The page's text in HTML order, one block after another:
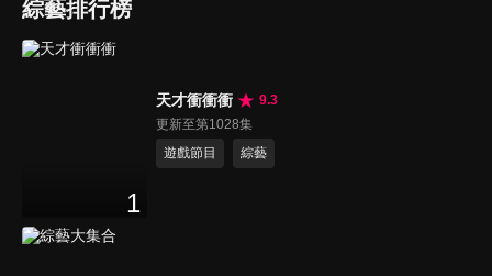
綜藝排行榜
1
天才衝衝衝
9.3
更新至第1028集
遊戲節目
綜藝